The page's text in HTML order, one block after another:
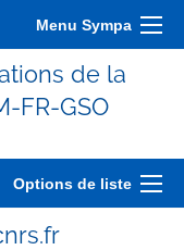
Menu Sympa
de la
FR-GSO
Options de liste